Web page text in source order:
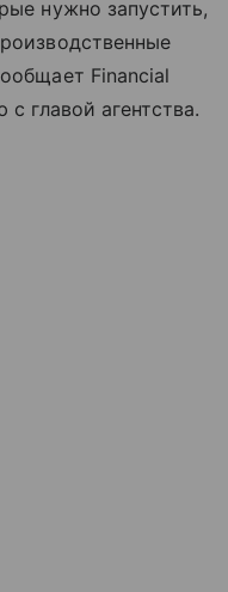
нужно запустить,
Financial
главой агентства.